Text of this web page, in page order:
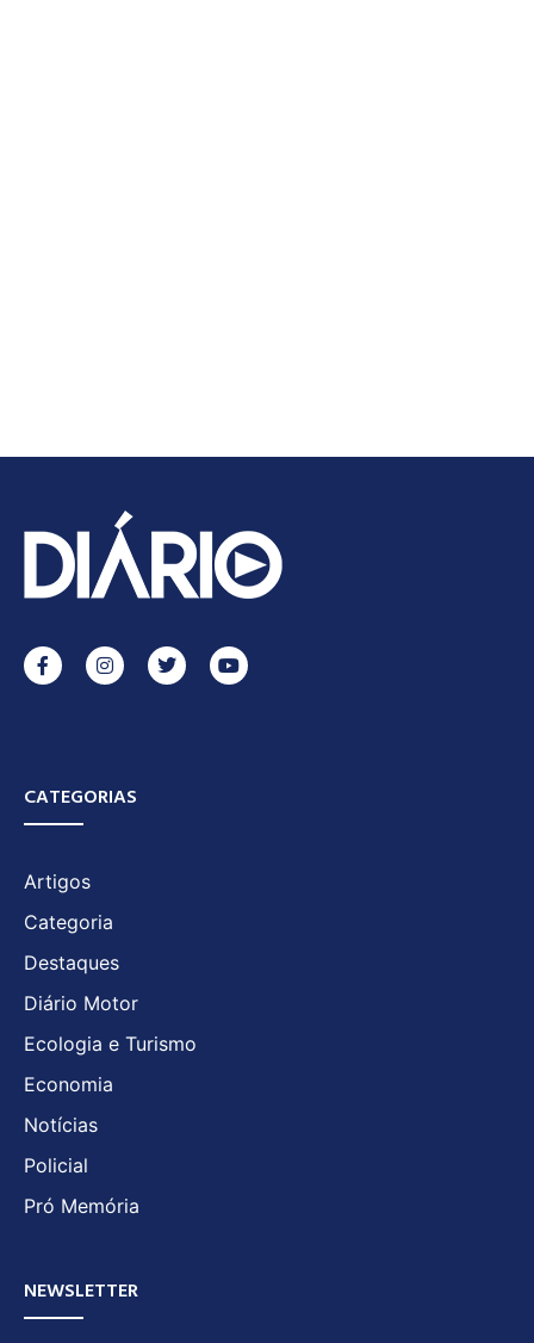
CATEGORIAS
Artigos
Categoria
Destaques
Diário Motor
Ecologia e Turismo
Economia
Notícias
Policial
Pró Memória
NEWSLETTER